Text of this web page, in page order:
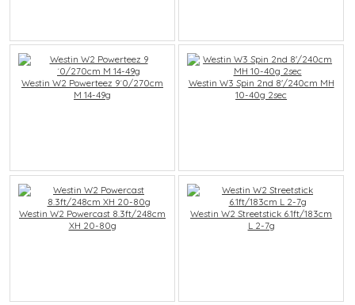
Westin W2 Powerteez 9´0/270cm
M 14-49g
Westin W3 Spin 2nd 8'/240cm MH
10-40g 2sec
Westin W2 Powercast 8.3ft/248cm
XH 20-80g
Westin W2 Streetstick 6.1ft/183cm
L 2-7g